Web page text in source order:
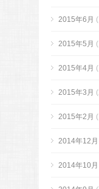
2015年6月
2015年5月
2015年4月
2015年3月
2015年2月
2014年12月
2014年10月